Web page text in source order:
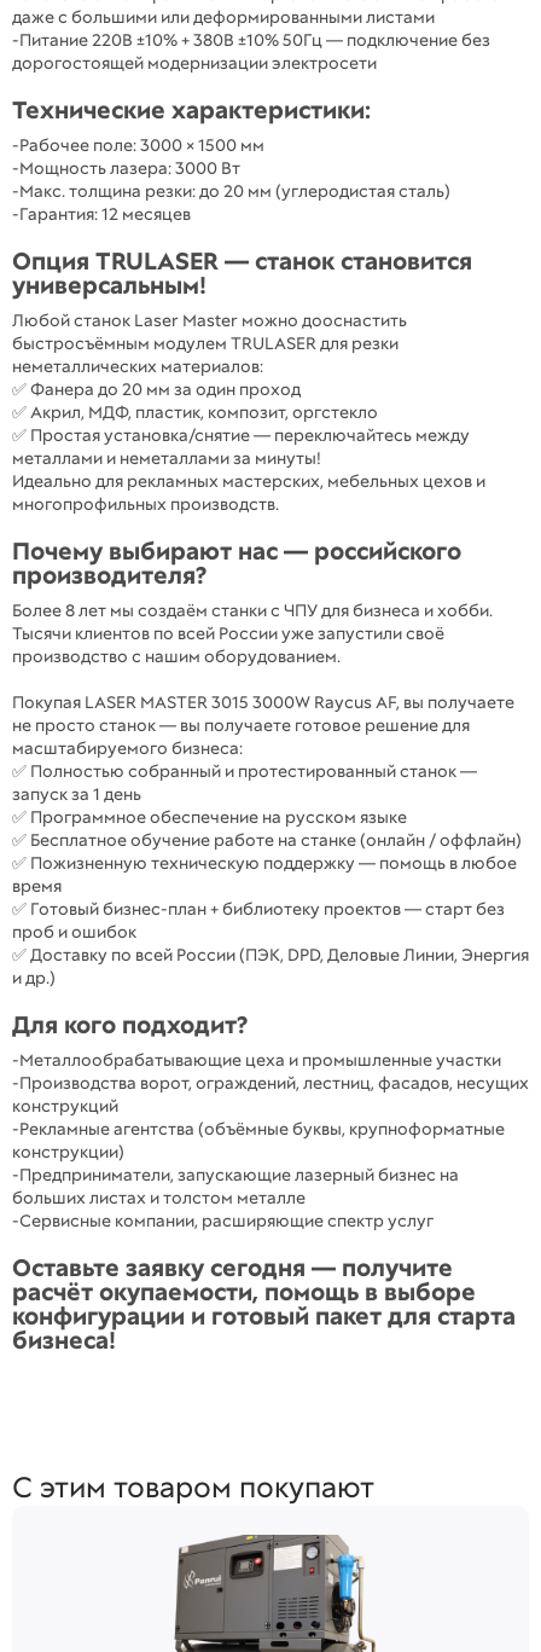
даже с большими или деформированными листами
-Питание 220В ±10% + 380В ±10% 50Гц — подключение без
дорогостоящей модернизации электросети
Технические характеристики:
-Рабочее поле: 3000 × 1500 мм
-Мощность лазера: 3000 Вт
-Макс. толщина резки: до 20 мм (углеродистая сталь)
-Гарантия: 12 месяцев
Опция TRULASER — станок становится
универсальным!
Любой станок Laser Master можно дооснастить
быстросъёмным модулем TRULASER для резки
неметаллических материалов:
✅ Фанера до 20 мм за один проход
✅ Акрил, МДФ, пластик, композит, оргстекло
✅ Простая установка/снятие — переключайтесь между
металлами и неметаллами за минуты!
Идеально для рекламных мастерских, мебельных цехов и
многопрофильных производств.
Почему выбирают нас — российского
производителя?
Более 8 лет мы создаём станки с ЧПУ для бизнеса и хобби.
Тысячи клиентов по всей России уже запустили своё
производство с нашим оборудованием.
Покупая LASER MASTER 3015 3000W Raycus AF, вы получаете
не просто станок — вы получаете готовое решение для
масштабируемого бизнеса:
✅ Полностью собранный и протестированный станок —
запуск за 1 день
✅ Программное обеспечение на русском языке
✅ Бесплатное обучение работе на станке (онлайн / оффлайн)
✅ Пожизненную техническую поддержку — помощь в любое
время
✅ Готовый бизнес-план + библиотеку проектов — старт без
проб и ошибок
✅ Доставку по всей России (ПЭК, DPD, Деловые Линии, Энергия
и др.)
Для кого подходит?
-Металлообрабатывающие цеха и промышленные участки
-Производства ворот, ограждений, лестниц, фасадов, несущих
конструкций
-Рекламные агентства (объёмные буквы, крупноформатные
конструкции)
-Предприниматели, запускающие лазерный бизнес на
больших листах и толстом металле
-Сервисные компании, расширяющие спектр услуг
Оставьте заявку сегодня — получите
расчёт окупаемости, помощь в выборе
конфигурации и готовый пакет для старта
бизнеса!
С этим товаром покупают